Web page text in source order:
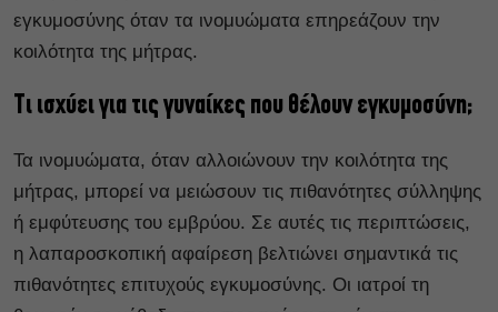
εγκυμοσύνης όταν τα ινομυώματα επηρεάζουν την
κοιλότητα της μήτρας.
Τι ισχύει για τις γυναίκες που θέλουν εγκυμοσύνη;
Τα ινομυώματα, όταν αλλοιώνουν την κοιλότητα της
μήτρας, μπορεί να μειώσουν τις πιθανότητες σύλληψης
ή εμφύτευσης του εμβρύου. Σε αυτές τις περιπτώσεις,
η λαπαροσκοπική αφαίρεση βελτιώνει σημαντικά τις
πιθανότητες επιτυχούς εγκυμοσύνης. Οι ιατροί τη